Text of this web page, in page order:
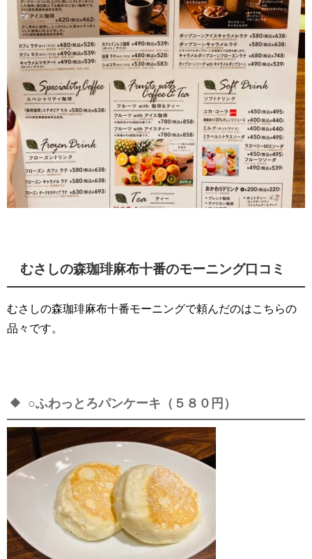
むさしの森珈琲麻布十番のモーニング口コミ
むさしの森珈琲麻布十番モーニングで頼んだのはこちらの
品々です。
○ふわっとろパンケーキ（５８０円）